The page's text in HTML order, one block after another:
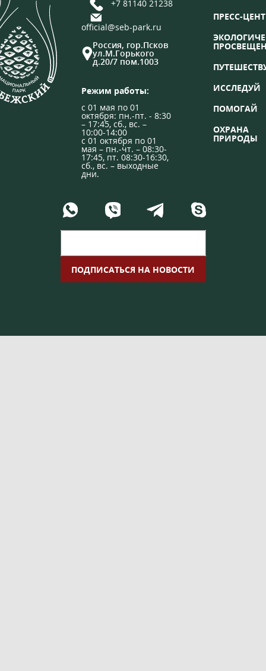
+7 81140 21238
official@seb-park.ru
Россия, гор.Псков
ул.М.Горького
д.20/7 пом.1003
Режим работы:
с 01 мая по 01
октября: пн.-пт. - 8:30
– 17:45, сб., вс. –
10:00-14:00
с 01 октября по 01
мая – пн.-чт. – 08:30-
17:45, пт. 08:30-16:30,
сб., вс. – выходные
дни.
ПРЕСС-
ИССЛЕДУЙ
ПОМОГАЙ
ОХРАНА
ПРИРОДЫ